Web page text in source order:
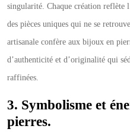
singularité. Chaque création reflète
des pièces uniques qui ne se
artisanale confère aux bijoux en
d’authenticité et d’originalité qui
raffinées.
3. Symbolisme et
pierres.